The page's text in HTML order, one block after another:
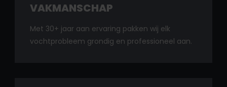
VAKMANSCHAP
Met 30+ jaar aan ervaring pakken wij elk
vochtprobleem grondig en professioneel aan.